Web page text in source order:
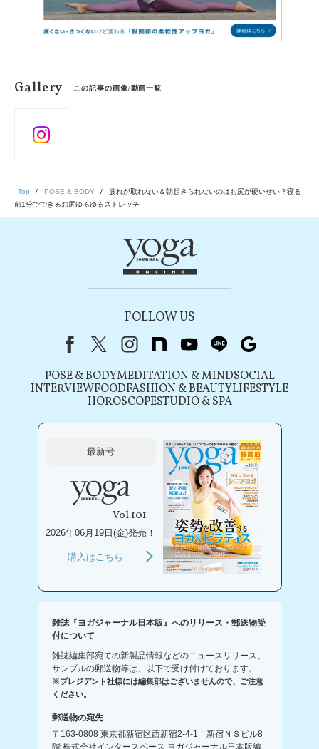
Gallery この記事の画像/動画一覧
Top POSE & BODY
疲れが取れない＆朝起きられないのはお尻が硬いせい？寝る
前1分でできるお尻ゆるゆるストレッチ
FOLLOW US
FacebookX（旧Twitter）
instagram
note youtubeline
POSE & BODYMEDITATION & MINDSOCIAL
INTERVIEWFOODFASHION & BEAUTYLIFESTYLE
HOROSCOPESTUDIO & SPA
最新号
Vol.101
2026年06月19日(金)発売！
購入はこちら
雑誌『ヨガジャーナル日本版』へのリリース・郵送物受
付について
雑誌編集部宛ての新製品情報などのニュースリリース、
サンプルの郵送物等は、以下で受け付けております。
※プレジデント社様には編集部はございませんので、ご注意
ください。
郵送物の宛先
〒163-0808 東京都新宿区西新宿2-4-1 新宿ＮＳビル8
階 株式会社インタースペース ヨガジャーナル日本版編